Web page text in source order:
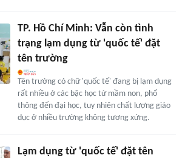
TP. Hồ Chí Minh: Vẫn còn tình
trạng lạm dụng từ 'quốc tế' đặt
tên trường
Tên trường có chữ 'quốc tế' đang bị lạm dụng
rất nhiều ở các bậc học từ mầm non, phổ
thông đến đại học, tuy nhiên chất lượng giáo
dục ở nhiều trường không tương xứng.
Lạm dụng từ 'quốc tế' đặt tên